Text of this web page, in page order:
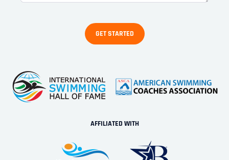
AFFILIATED WITH